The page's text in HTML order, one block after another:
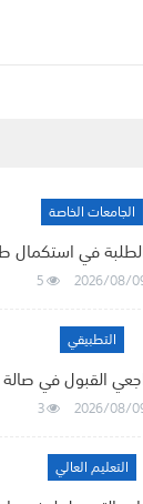
الجامعات الخاصة
في استكمال
2026/08/
5
التطبيقي
القبول في صالة
2026/08/
3
التعليم العالي